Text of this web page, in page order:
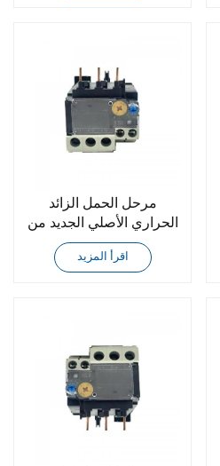
مرحل الحمل الزائد
الحراري الأصلي الجديد من
فوجي TK12B-006
TK12B-005
اقرأ المزيد